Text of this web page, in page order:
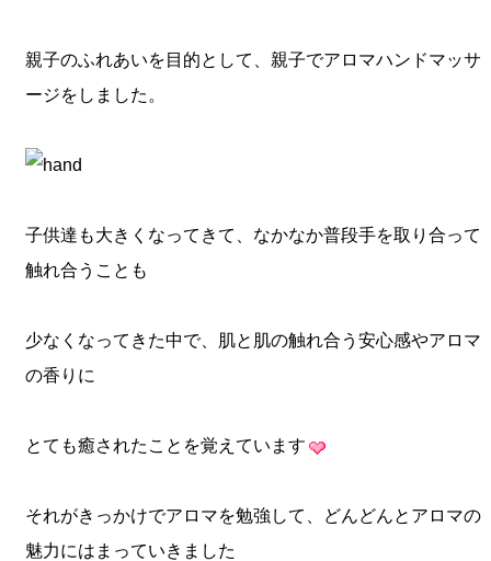
親子のふれあいを目的として、親子でアロマハンドマッサ
ージをしました。
子供達も大きくなってきて、なかなか普段手を取り合って
触れ合うことも
少なくなってきた中で、肌と肌の触れ合う安心感やアロマ
の香りに
とても癒されたことを覚えています
それがきっかけでアロマを勉強して、どんどんとアロマの
魅力にはまっていきました